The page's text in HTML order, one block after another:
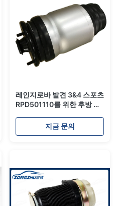
레인지로바 발견 3&4 스포츠
RPD501110를 위한 후방 고
프링 우는 소리지금 문의